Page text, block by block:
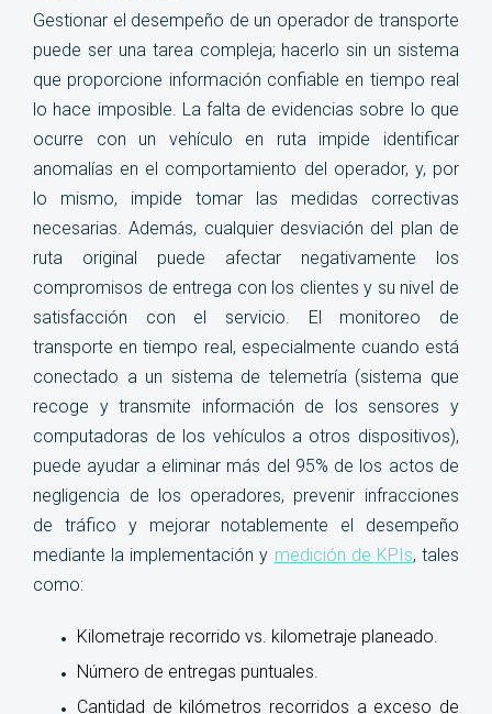
Gestionar el desempeño de un operador de transporte
puede ser una tarea compleja; hacerlo sin un sistema
que proporcione información confiable en tiempo real
lo hace imposible. La falta de evidencias sobre lo que
ocurre con un vehículo en ruta impide identificar
anomalías en el comportamiento del operador, y, por
lo mismo, impide tomar las medidas correctivas
necesarias. Además, cualquier desviación del plan de
ruta original puede afectar negativamente los
compromisos de entrega con los clientes y su nivel de
satisfacción con el servicio. El monitoreo de
transporte en tiempo real, especialmente cuando está
conectado a un sistema de telemetría (sistema que
recoge y transmite información de los sensores y
computadoras de los vehículos a otros dispositivos),
puede ayudar a eliminar más del 95% de los actos de
negligencia de los operadores, prevenir infracciones
de tráfico y mejorar notablemente el desempeño
mediante la implementación y medición de KPIs, tales
como:
Kilometraje recorrido vs. kilometraje planeado.
Número de entregas puntuales.
Cantidad de kilómetros recorridos a exceso de